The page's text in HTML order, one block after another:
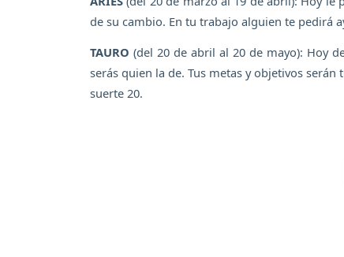
de su cambio. En tu trabajo alguien te pedirá
TAURO (del 20 de abril al 20 de mayo): Hoy
serás quien la de. Tus metas y objetivos
suerte 20.